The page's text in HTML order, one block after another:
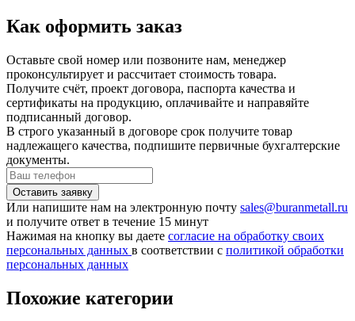
Как оформить заказ
Оставьте свой номер или позвоните нам, менеджер
проконсультирует и рассчитает стоимость товара.
Получите счёт, проект договора, паспорта качества и
сертификаты на продукцию, оплачивайте и направяйте
подписанный договор.
В строго указанный в договоре срок получите товар
надлежащего качества, подпишите первичные бухгалтерские
документы.
Или напишите нам на электронную почту sales@buranmetall.ru
и получите ответ в течение 15 минут
Нажимая на кнопку вы даете согласие на обработку своих
персональных данных в соответствии с политикой обработки
персональных данных
Похожие категории